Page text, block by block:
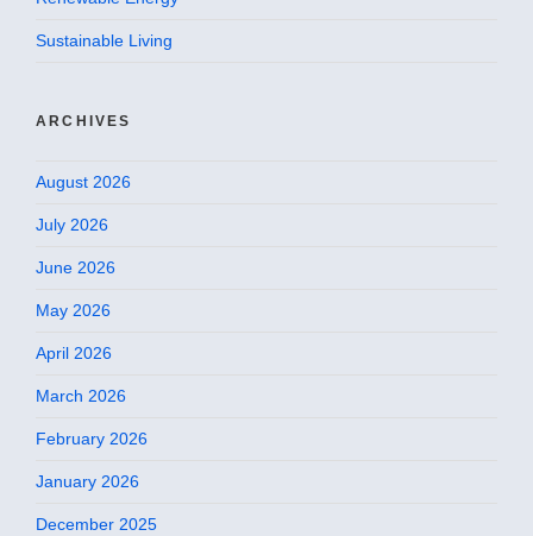
Sustainable Living
ARCHIVES
August 2026
July 2026
June 2026
May 2026
April 2026
March 2026
February 2026
January 2026
December 2025